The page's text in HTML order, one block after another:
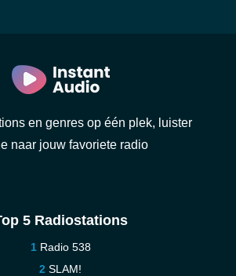
en genres op één plek, luister
naar jouw favoriete radio
5 Radiostations
Radio 538
SLAM!